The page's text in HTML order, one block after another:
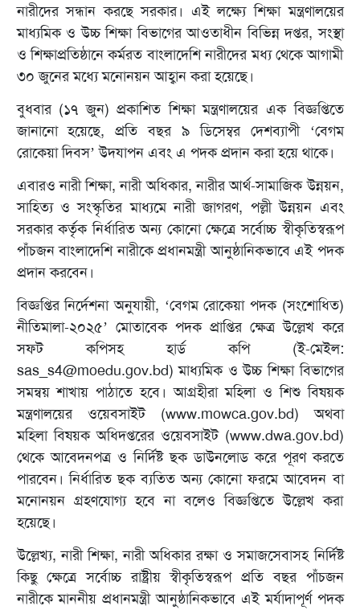
নারীদের সন্ধান করছে সরকার। এই লক্ষ্যে শিক্ষা মন্ত্রণালয়ের
মাধ্যমিক ও উচ্চ শিক্ষা বিভাগের আওতাধীন বিভিন্ন দপ্তর, সংস্থা
ও শিক্ষাপ্রতিষ্ঠানে কর্মরত বাংলাদেশি নারীদের মধ্য থেকে আগামী
৩০ জুনের মধ্যে মনোনয়ন আহ্বান করা হয়েছে।
বুধবার (১৭ জুন) প্রকাশিত শিক্ষা মন্ত্রণালয়ের এক বিজ্ঞপ্তিতে
জানানো হয়েছে, প্রতি বছর ৯ ডিসেম্বর দেশব্যাপী ‘বেগম
রোকেয়া দিবস’ উদযাপন এবং এ পদক প্রদান করা হয়ে থাকে।
এবারও নারী শিক্ষা, নারী অধিকার, নারীর আর্থ-সামাজিক উন্নয়ন,
সাহিত্য ও সংস্কৃতির মাধ্যমে নারী জাগরণ, পল্লী উন্নয়ন এবং
সরকার কর্তৃক নির্ধারিত অন্য কোনো ক্ষেত্রে সর্বোচ্চ স্বীকৃতিস্বরূপ
পাঁচজন বাংলাদেশি নারীকে প্রধানমন্ত্রী আনুষ্ঠানিকভাবে এই পদক
প্রদান করবেন।
বিজ্ঞপ্তির নির্দেশনা অনুযায়ী, ‘বেগম রোকেয়া পদক (সংশোধিত)
নীতিমালা-২০২৫’ মোতাবেক পদক প্রাপ্তির ক্ষেত্র উল্লেখ করে
সফট কপিসহ হার্ড কপি (ই-মেইল:
sas_s4@moedu.gov.bd) মাধ্যমিক ও উচ্চ শিক্ষা বিভাগের
সমন্বয় শাখায় পাঠাতে হবে। আগ্রহীরা মহিলা ও শিশু বিষয়ক
মন্ত্রণালয়ের ওয়েবসাইট (www.mowca.gov.bd) অথবা
মহিলা বিষয়ক অধিদপ্তরের ওয়েবসাইট (www.dwa.gov.bd)
থেকে আবেদনপত্র ও নির্দিষ্ট ছক ডাউনলোড করে পূরণ করতে
পারবেন। নির্ধারিত ছক ব্যতিত অন্য কোনো ফরমে আবেদন বা
মনোনয়ন গ্রহণযোগ্য হবে না বলেও বিজ্ঞপ্তিতে উল্লেখ করা
হয়েছে।
উল্লেখ্য, নারী শিক্ষা, নারী অধিকার রক্ষা ও সমাজসেবাসহ নির্দিষ্ট
কিছু ক্ষেত্রে সর্বোচ্চ রাষ্ট্রীয় স্বীকৃতিস্বরূপ প্রতি বছর পাঁচজন
নারীকে মাননীয় প্রধানমন্ত্রী আনুষ্ঠানিকভাবে এই মর্যাদাপূর্ণ পদক